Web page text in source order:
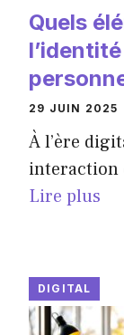
Quels
29 JUIN 2025
À l’ère
interaction
Lire plus
DIGITAL